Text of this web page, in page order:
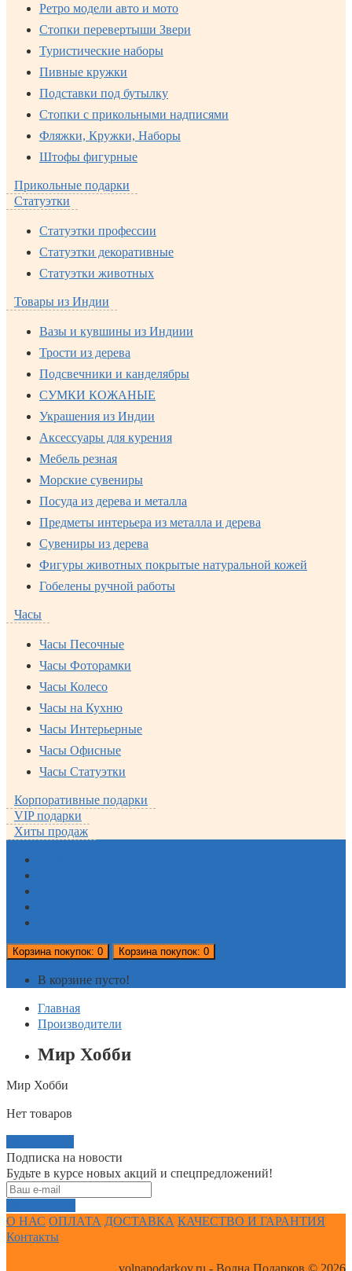
Ретро модели авто и мото
Стопки перевертыши Звери
Туристические наборы
Пивные кружки
Подставки под бутылку
Стопки с прикольными надписями
Фляжки, Кружки, Наборы
Штофы фигурные
Прикольные подарки
Статуэтки
Статуэтки профессии
Статуэтки декоративные
Статуэтки животных
Товары из Индии
Вазы и кувшины из Индиии
Трости из дерева
Подсвечники и канделябры
СУМКИ КОЖАНЫЕ
Украшения из Индии
Аксессуары для курения
Мебель резная
Морские сувениры
Посуда из дерева и металла
Предметы интерьера из металла и дерева
Сувениры из дерева
Фигуры животных покрытые натуральной кожей
Гобелены ручной работы
Часы
Часы Песочные
Часы Фоторамки
Часы Колесо
Часы на Кухню
Часы Интерьерные
Часы Офисные
Часы Статуэтки
Корпоративные подарки
VIP подарки
Хиты продаж
Корзинапокупок: 0 Корзинапокупок: 0
В корзине пусто!
Главная
Производители
Мир Хобби
Мир Хобби
Нет товаров
Подписка на новости
Будьте в курсе новых акций и спецпредложений!
О НАС ОПЛАТА ДОСТАВКА КАЧЕСТВО И ГАРАНТИЯ
Контакты